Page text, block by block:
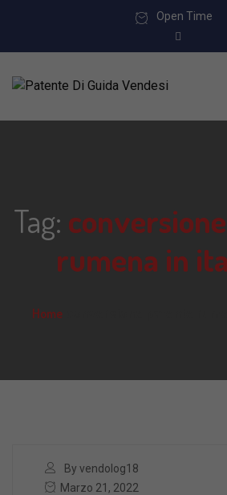
Open Time
Tag:
rumena in
Homeconversione patente
By vendolog18
Marzo 21, 2022